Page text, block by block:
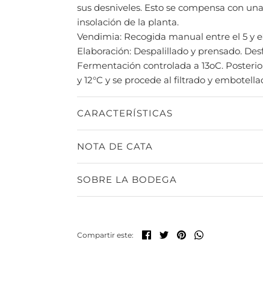
sus desniveles. Esto se compensa con
insolación de la planta.
Vendimia: Recogida manual entre el 5 y
Elaboración: Despalillado y prensado.
Fermentación controlada a 13oC.
y 12°C y se procede al filtrado y
CARACTERÍSTICAS
NOTA DE CATA
SOBRE LA BODEGA
Compartir este: Compartir
Tuitear
Hacer
pin
Translation